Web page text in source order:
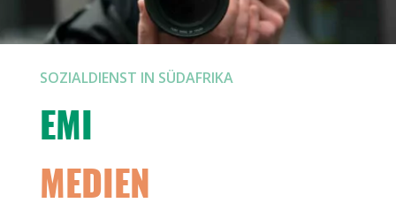
SOZIALDIENST IN SÜDAFRIKA
EMI
MEDIEN